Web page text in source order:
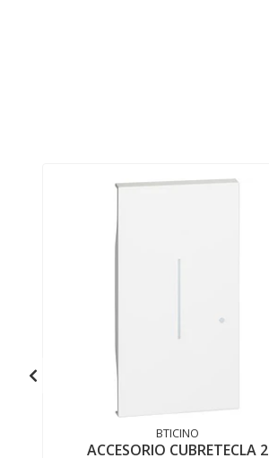
BTICINO
ACCESORIO CUBRETECLA 2